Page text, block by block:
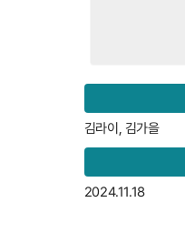
김라이, 김가을
2024.11.18